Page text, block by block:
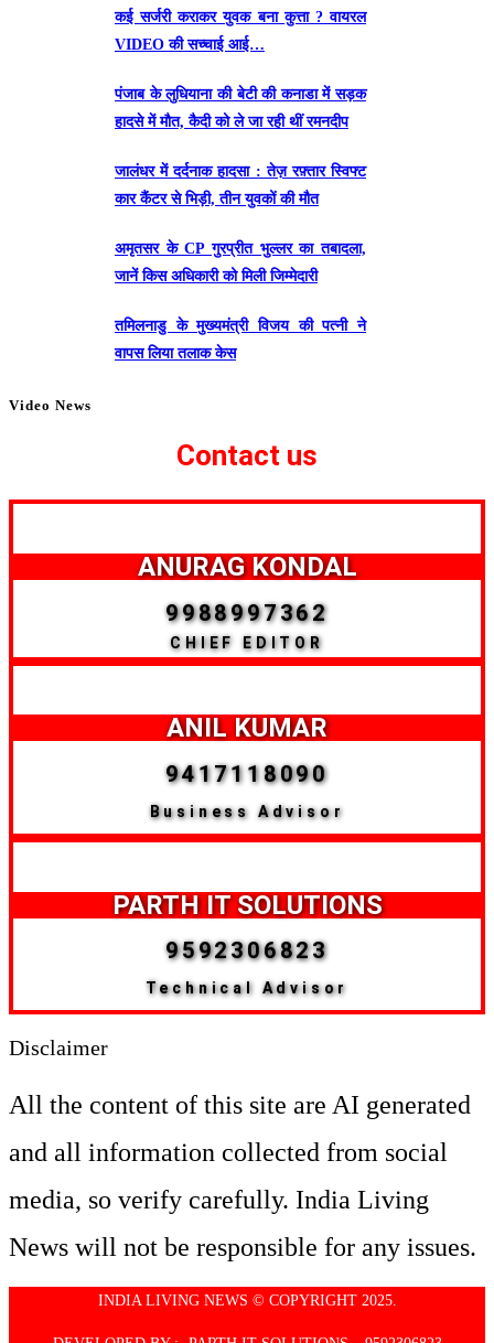
कई सर्जरी कराकर युवक बना कुत्ता ? वायरल
VIDEO की सच्चाई आई…
पंजाब के लुधियाना की बेटी की कनाडा में सड़क
हादसे में माैत, कैदी को ले जा रही थीं रमनदीप
जालंधर में दर्दनाक हादसा : तेज़ रफ़्तार स्विफ्ट
कार कैंटर से भिड़ी, तीन युवकों की मौत
अमृतसर के CP गुरप्रीत भुल्लर का तबादला,
जानें किस अधिकारी को मिली जिम्मेदारी
तमिलनाडु के मुख्यमंत्री विजय की पत्नी ने
वापस लिया तलाक केस
Video News
Contact us
ANURAG KONDAL
9988997362
CHIEF EDITOR
ANIL KUMAR
9417118090
Business Advisor
PARTH IT SOLUTIONS
9592306823
Technical Advisor
Disclaimer
All the content of this site are AI generated
and all information collected from social
media, so verify carefully. India Living
News will not be responsible for any issues.
INDIA LIVING NEWS © COPYRIGHT 2025.